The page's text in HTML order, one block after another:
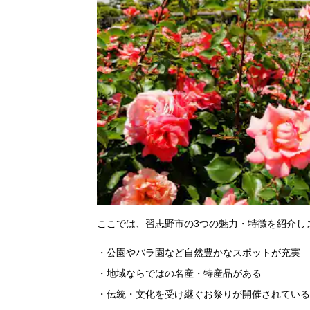
ここでは、習志野市の3つの魅力・特徴を紹介し
公園やバラ園など自然豊かなスポットが充実
地域ならではの名産・特産品がある
伝統・文化を受け継ぐお祭りが開催されている